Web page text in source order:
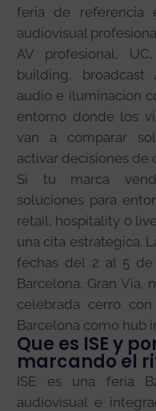
feria de referencia
audiovisual
AV profesional,
building, broadcast
audio e iluminacion
entorno donde los
van a comparar
activar decisiones de
Si tu marca
soluciones para
retail, hospitality o
una cita estrategica.
fechas del 2 al 5
Barcelona, Gran Via,
celebrada cerro
Barcelona como hub
Que es ISE y
marcando el
ISE es una feria
audiovisual e